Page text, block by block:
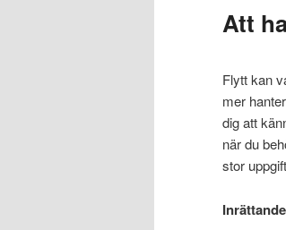
Att
Flytt kan
mer
dig att
när du
stor